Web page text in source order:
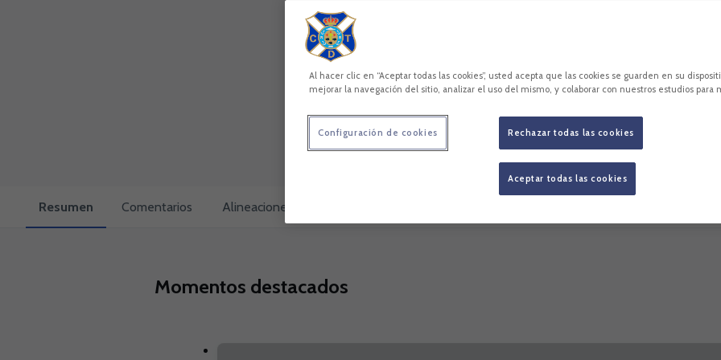
Resumen Comentarios Alineaciones
Momentos destacados
Al hacer clic en “Aceptar todas las cookies”, usted acepta que las cookies se guarden en su
mejorar la navegación del sitio, analizar el uso del mismo, y colaborar con nuestros estudios para
Rechazar todas las cookies
Aceptar todas las cookies
Configuración de cookies